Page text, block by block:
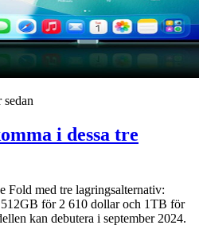
sedan
i dessa tre
Fold med tre lagringsalternativ:
för 2 610 dollar och 1TB för
kan debutera i september 2024.